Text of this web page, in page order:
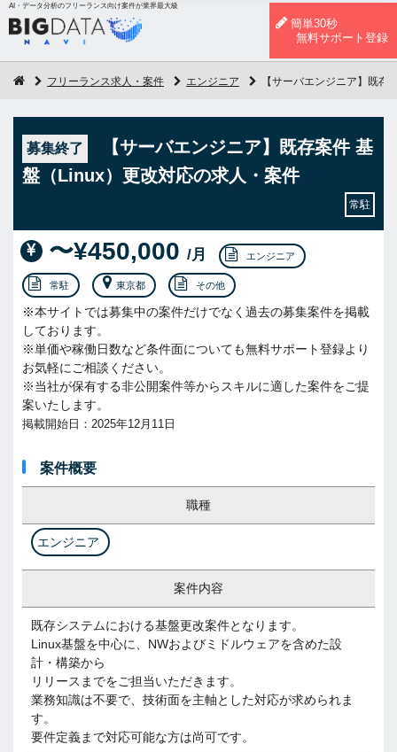
AI・データ分析のフリーランス向け案件が業界最大級
簡単30秒
無料サポート登録
フリーランス求人・案件 エンジニア 【サーバエンジニア】既
募集終了
【サーバエンジニア】既存案件 基
盤（Linux）更改対応の求人・案件
常駐
〜¥450,000 /月 エンジニア
常駐 東京都 その他
※本サイトでは募集中の案件だけでなく過去の募集案件を掲載
しております。
※単価や稼働日数など条件面についても無料サポート登録より
お気軽にご相談ください。
※当社が保有する非公開案件等からスキルに適した案件をご提
案いたします。
掲載開始日：2025年12月11日
案件概要
職種
エンジニア
案件内容
既存システムにおける基盤更改案件となります。
Linux基盤を中心に、NWおよびミドルウェアを含めた設
計・構築から
リリースまでをご担当いただきます。
業務知識は不要で、技術面を主軸とした対応が求められま
す。
要件定義まで対応可能な方は尚可です。